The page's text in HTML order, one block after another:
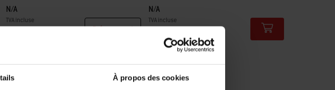
À propos des cookies
N/A
TVA incluse
Prévenez-moi
N/A
TVA incluse
Color Options